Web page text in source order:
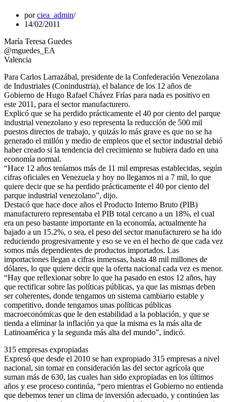
porciea_admin
14/02/2011
María Teresa Guedes
@mguedes_EA
Valencia
Para Carlos Larrazábal, presidente de la Confederación Venezolana
de Industriales (Conindustria), el balance de los 12 años de
Gobierno de Hugo Rafael Chávez Frías para nada es positivo en
este 2011, para el sector manufacturero.
Explicó que se ha perdido prácticamente el 40 por ciento del parque
industrial venezolano y eso representa la reducción de 500 mil
puestos directos de trabajo, y quizás lo más grave es que no se ha
generado el millón y medio de empleos que el sector industrial debió
haber creado si la tendencia del crecimiento se hubiera dado en una
economía normal.
“Hace 12 años teníamos más de 11 mil empresas establecidas, según
cifras oficiales en Venezuela y hoy no llegamos ni a 7 mil, lo que
quiere decir que se ha perdido prácticamente el 40 por ciento del
parque industrial venezolano”, dijo.
Destacó que hace doce años el Producto Interno Bruto (PIB)
manufacturero representaba el PIB total cercano a un 18%, el cual
era un peso bastante importante en la economía, actualmente ha
bajado a un 15.2%, o sea, el peso del sector manufacturero se ha ido
reduciendo progresivamente y eso se ve en el hecho de que cada vez
somos más dependientes de productos importados. Las
importaciones llegan a cifras inmensas, hasta 48 mil millones de
dólares, lo que quiere decir que la oferta nacional cada vez es menor.
“Hay que reflexionar sobre lo que ha pasado en estos 12 años, hay
que rectificar sobre las políticas públicas, ya que las mismas deben
ser coherentes, donde tengamos un sistema cambiario estable y
competitivo, donde tengamos unas políticas públicas
macroeconómicas que le den estabilidad a la población, y que se
tienda a eliminar la inflación ya que la misma es la más alta de
Latinoamérica y la segunda más alta del mundo”, indicó.
315 empresas expropiadas
Expresó que desde el 2010 se han expropiado 315 empresas a nivel
nacional, sin tomar en consideración las del sector agrícola que
suman más de 630, las cuales han sido expropiadas en los últimos
años y ese proceso continúa, “pero mientras el Gobierno no entienda
que debemos tener un clima de inversión adecuado, y continúen las